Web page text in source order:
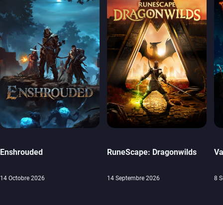
Enshrouded
14 Octobre 2026
RuneScape: Dragonwilds
14 Septembre 2026 8